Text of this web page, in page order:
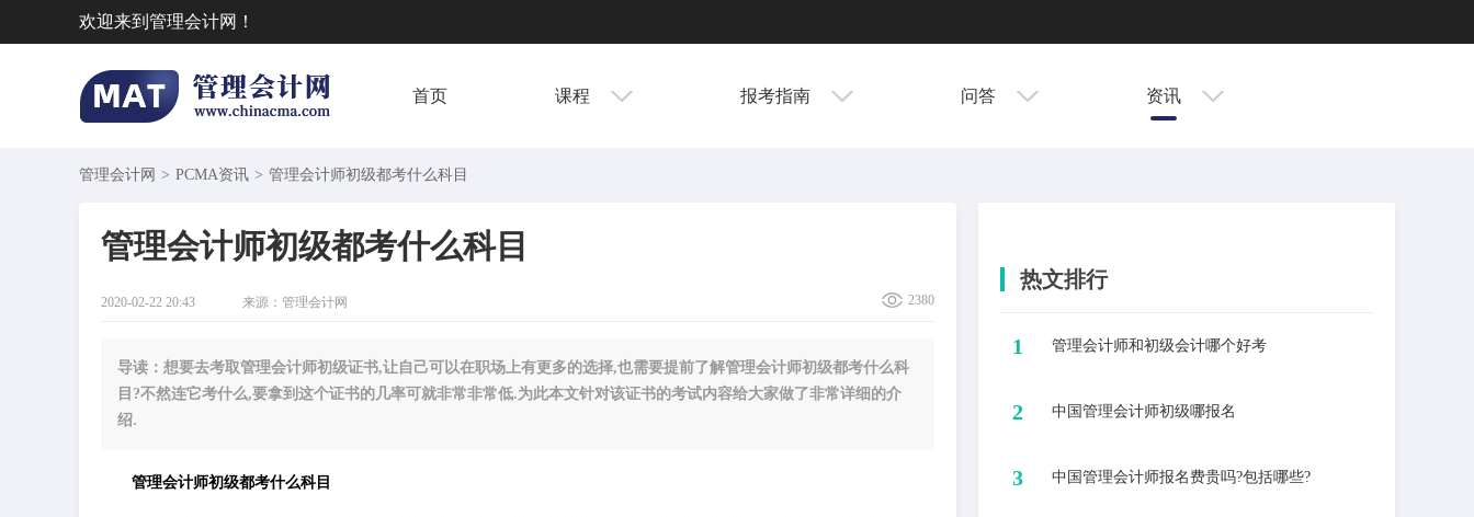
欢迎来到管理会计网！
首页 课程 报考指南 问答 资讯
管理会计网 > PCMA资讯 > ​管理会计师初级都考什么科目
​管理会计师初级都考什么科目
2020-02-22 20:43 来源： 管理会计网 2380
导读：想要去考取管理会计师初级证书,让自己可以在职场上有更多的选择,也需要提前了解管理会计师初级都考什么科
目?不然连它考什么,要拿到这个证书的几率可就非常非常低.为此本文针对该证书的考试内容给大家做了非常详细的介
绍.
管理会计师初级都考什么科目
热文排行
1 ​管理会计师和初级会计哪个好考
2 ​中国管理会计师初级哪报名
3 中国管理会计师报名费贵吗?包括哪些?